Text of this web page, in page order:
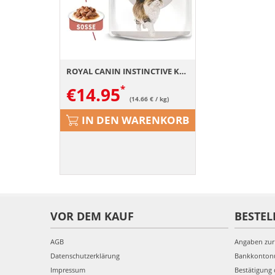
ROYAL CANIN INSTINCTIVE Katzenfutter nass in Soße 12 x 85 g
€14.95 (14.66 € / kg)
IN DEN WARENKORB
VOR DEM KAUF
AGB
Datenschutzerklärung
Impressum
Angaben
Bestätigung